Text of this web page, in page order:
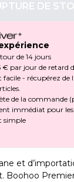
DE
de 14 jours
€ par jour de retard
facile - récupérez de
de la commande
immédiat pour
simple
et
Boohoo